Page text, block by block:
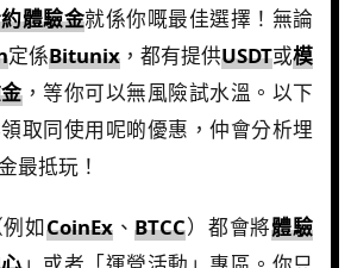
體驗金就係你嘅最佳選擇！無論
定係Bitunix ，都有提供USDT或模
，等你可以無風險試水溫。以下
取同使用呢啲優惠，仲會分析埋
最抵玩！
如CoinEx、BTCC）都會將體驗